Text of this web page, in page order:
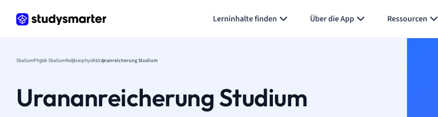
Lerninhalte finden Über die App Ressourcen
StudiumPhysik StudiumNuklearphysikUrananreicherung Studium
Urananreicherung Studium